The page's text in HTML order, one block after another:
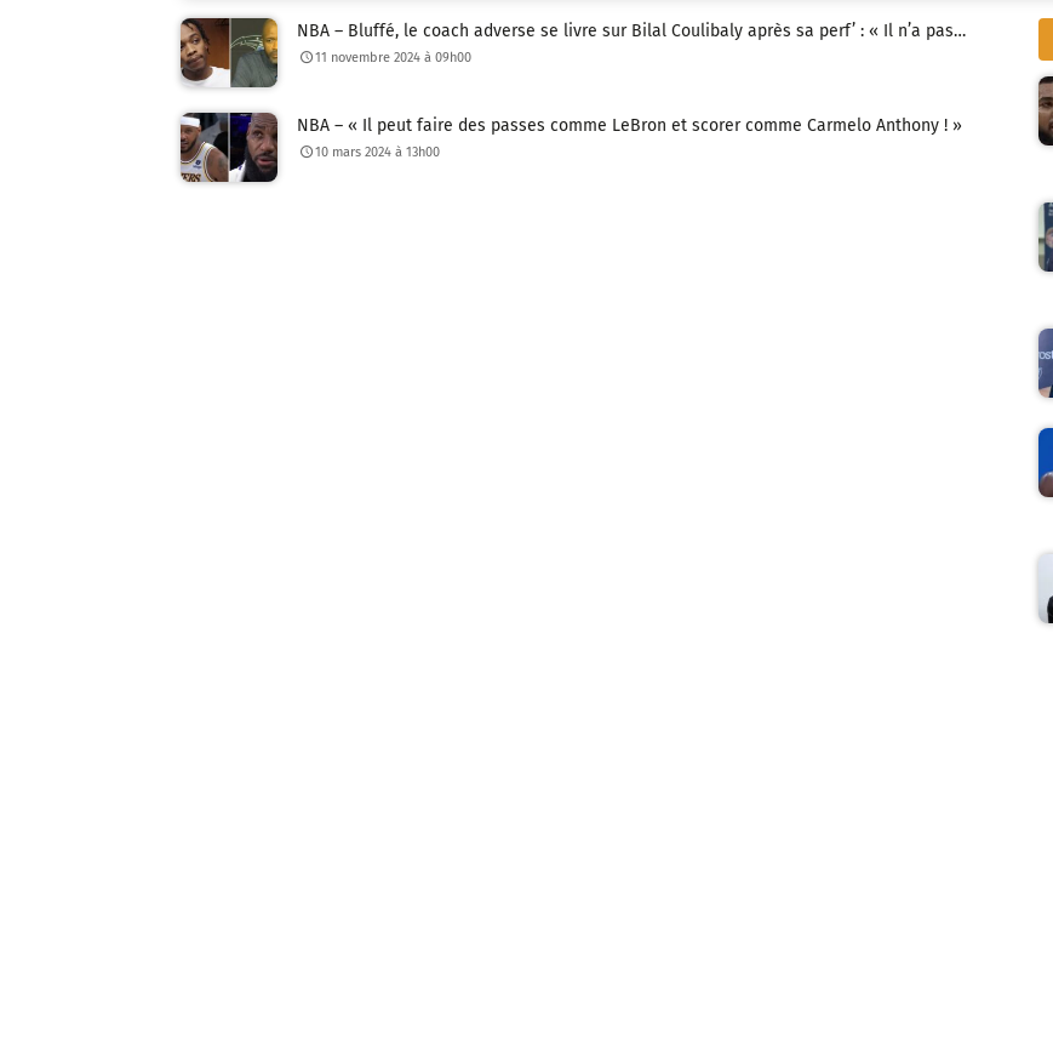
NBA – Bluffé, le coach adverse se livre sur Bilal Coulibaly après sa perf’ : « Il n’a pas…
11 novembre 2024 à 09h00
NBA – « Il peut faire des passes comme LeBron et scorer comme Carmelo Anthony ! »
10 mars 2024 à 13h00